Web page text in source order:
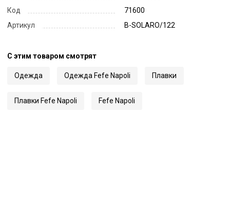
Код
71600
Артикул
B-SOLARO/122
С этим товаром смотрят
Одежда Одежда Fefe Napoli Плавки
Плавки Fefe Napoli Fefe Napoli